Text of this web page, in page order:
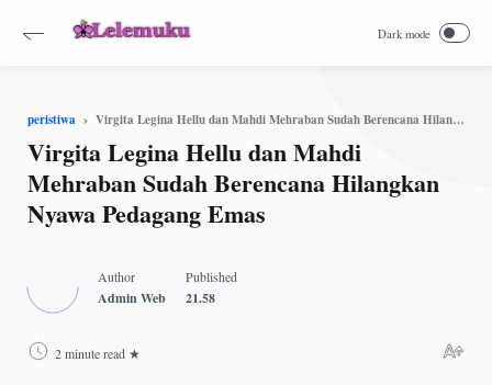
peristiwa Virgita Legina Hellu dan Mahdi Mehraban Sudah Berencana Hilangkan Nyawa Pedagang Emas
Virgita Legina Hellu dan Mahdi
Mehraban Sudah Berencana Hilangkan
Nyawa Pedagang Emas
2 minute read